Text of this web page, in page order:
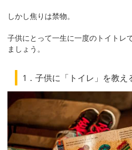
しかし焦りは禁物。
子供にとって一生に一度のトイトレ
ましょう。
1．子供に「トイレ」を教え